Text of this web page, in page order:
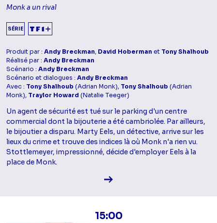
Monk a un rival
SÉRIE
Produit par :Andy Breckman, David Hoberman et Tony Shalhoub
Réalisé par :Andy Breckman
Scénario :Andy Breckman
Scénario et dialogues :Andy Breckman
Avec : Tony Shalhoub (Adrian Monk), Tony Shalhoub (Adrian
Monk), Traylor Howard (Natalie Teeger)
Un agent de sécurité est tué sur le parking d'un centre
commercial dont la bijouterie a été cambriolée. Par ailleurs,
le bijoutier a disparu. Marty Eels, un détective, arrive sur les
lieux du crime et trouve des indices là où Monk n'a rien vu.
Stottlemeyer, impressionné, décide d'employer Eels à la
place de Monk.
Voir la fiche diffusion
15:00